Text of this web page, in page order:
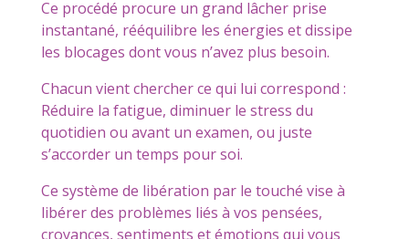
Ce procédé procure un grand lâcher prise
instantané, rééquilibre les énergies et dissipe
les blocages dont vous n’avez plus besoin.
Chacun vient chercher ce qui lui correspond :
Réduire la fatigue, diminuer le stress du
quotidien ou avant un examen, ou juste
s’accorder un temps pour soi.
Ce système de libération par le touché vise à
libérer des problèmes liés à vos pensées,
croyances, sentiments et émotions qui vous